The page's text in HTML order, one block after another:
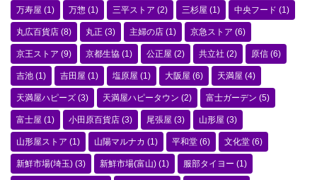
万寿屋 (1) 万惣 (1) 三平ストア (2) 三杉屋 (1) 中央フード (1)
丸広百貨店 (8) 丸正 (3) 主婦の店 (1) 京急ストア (6)
京王ストア (9) 京都生協 (1) 公正屋 (2) 共立社 (2) 原信 (6)
吉池 (1) 吉田屋 (1) 塩原屋 (1) 大阪屋 (6) 天満屋 (4)
天満屋ハピーズ (3) 天満屋ハピータウン (2) 富士ガーデン (5)
富士屋 (1) 小田原百貨店 (3) 尾張屋 (3) 山形屋 (3)
山形屋ストア (1) 山陽マルナカ (1) 平和堂 (6) 文化堂 (6)
新鮮市場(埼玉) (3) 新鮮市場(富山) (1) 服部タイヨー (1)